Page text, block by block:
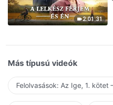
2:01:31
Más típusú videók
Felolvasások: Az Ige, 1. kötet